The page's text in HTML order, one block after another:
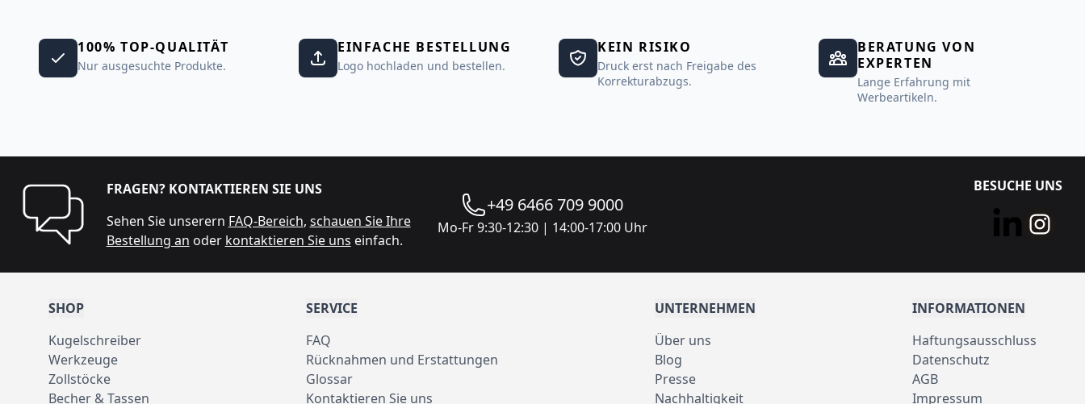
100% TOP-QUALITÄT
Nur ausgesuchte Produkte.
EINFACHE BESTELLUNG
Logo hochladen und bestellen.
KEIN RISIKO
Druck erst nach Freigabe des
Korrekturabzugs.
BERATUNG VON
EXPERTEN
Lange Erfahrung mit
Werbeartikeln.
FRAGEN? KONTAKTIEREN SIE UNS
Sehen Sie unserern FAQ-Bereich, schauen Sie Ihre
Bestellung an oder kontaktieren Sie uns einfach.
+49 6466 709 9000
Mo-Fr 9:30-12:30 | 14:00-17:00 Uhr
BESUCHE UNS
SHOP
Kugelschreiber
Werkzeuge
Zollstöcke
Becher & Tassen
SERVICE
FAQ
Rücknahmen und Erstattungen
Glossar
Kontaktieren Sie uns
UNTERNEHMEN
Über uns
Blog
Presse
Nachhaltigkeit
INFORMATIONEN
Haftungsausschluss
Datenschutz
AGB
Impressum